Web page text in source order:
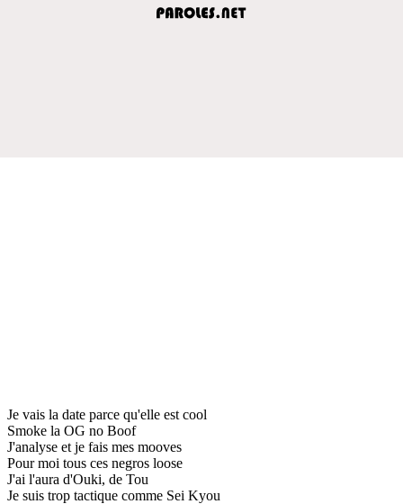
Je vais la date parce qu'elle est cool
Smoke la OG no Boof
J'analyse et je fais mes mooves
Pour moi tous ces negros loose
J'ai l'aura d'Ouki, de Tou
Je suis trop tactique comme Sei Kyou